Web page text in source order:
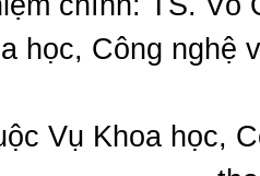
học, Công nghệ
Vụ Khoa học,